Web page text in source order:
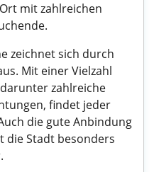
mit zahlreichen
zeichnet sich durch
Mit einer Vielzahl
zahlreiche
findet jeder
die gute Anbindung
die Stadt besonders